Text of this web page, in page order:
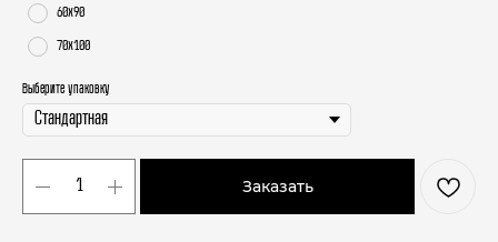
60х90
70х100
Выберите упаковку
Заказать